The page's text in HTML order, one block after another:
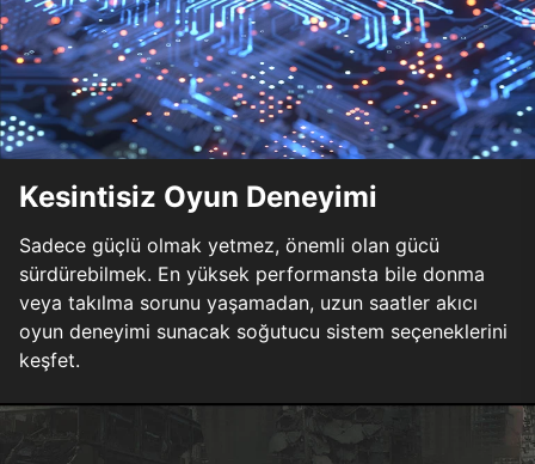
Kesintisiz Oyun Deneyimi
Sadece güçlü olmak yetmez, önemli olan gücü
sürdürebilmek. En yüksek performansta bile donma
veya takılma sorunu yaşamadan, uzun saatler akıcı
oyun deneyimi sunacak soğutucu sistem seçeneklerini
keşfet.